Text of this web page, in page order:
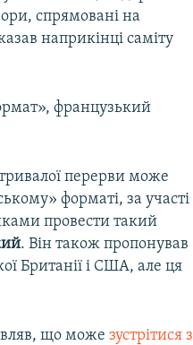
спрямовані на
наприкінці саміту
французький
перерви може
форматі, за участі
провести такий
. Він також пропонував
Британії і США, але ця
що можезустрітися з